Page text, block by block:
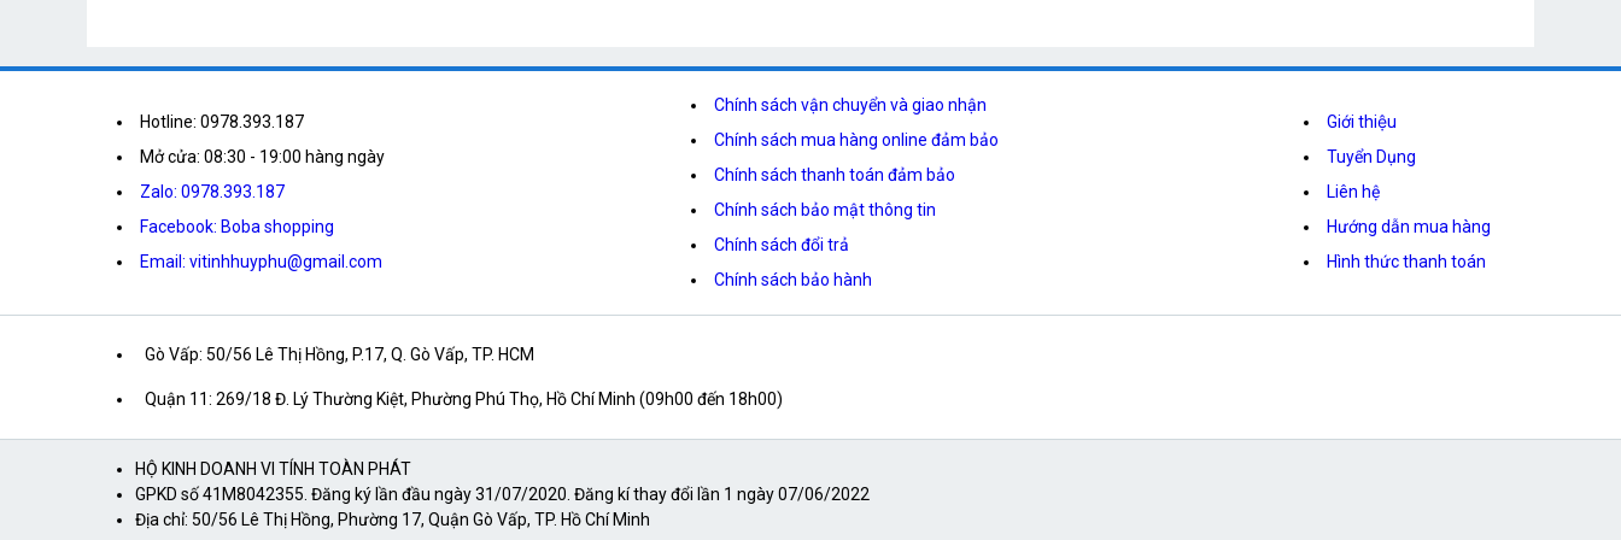
Hotline: 0978.393.187
Mở cửa: 08:30 - 19:00 hàng ngày
Zalo: 0978.393.187
Facebook: Boba shopping
Email: vitinhhuyphu@gmail.com
Chính sách vận chuyển và giao nhận
Chính sách mua hàng online đảm bảo
Chính sách thanh toán đảm bảo
Chính sách bảo mật thông tin
Chính sách đổi trả
Chính sách bảo hành
Giới thiệu
Tuyển Dụng
Liên hệ
Hướng dẫn mua hàng
Hình thức thanh toán
Gò Vấp: 50/56 Lê Thị Hồng, P.17, Q. Gò Vấp, TP. HCM
Quận 11: 269/18 Đ. Lý Thường Kiệt, Phường Phú Thọ, Hồ Chí Minh (09h00 đến 18h00)
HỘ KINH DOANH VI TÍNH TOÀN PHÁT
GPKD số 41M8042355. Đăng ký lần đầu ngày 31/07/2020. Đăng kí thay đổi lần 1 ngày 07/06/2022
Địa chỉ: 50/56 Lê Thị Hồng, Phường 17, Quận Gò Vấp, TP. Hồ Chí Minh